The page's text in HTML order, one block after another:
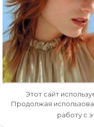
Этот сайт
Продолжая
работу с